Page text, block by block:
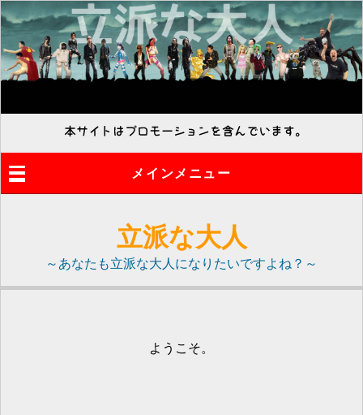
メインメニュー
立派な大人
～あなたも立派な大人になりたいですよね？～
ようこそ。